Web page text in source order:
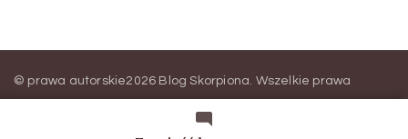
© prawa autorskie2026 Blog Skorpiona. Wszelkie prawa
WordPress